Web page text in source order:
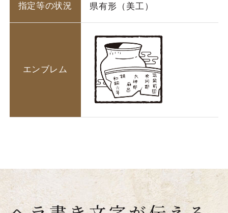
指定等の状況 県有形（美工）
エンブレム